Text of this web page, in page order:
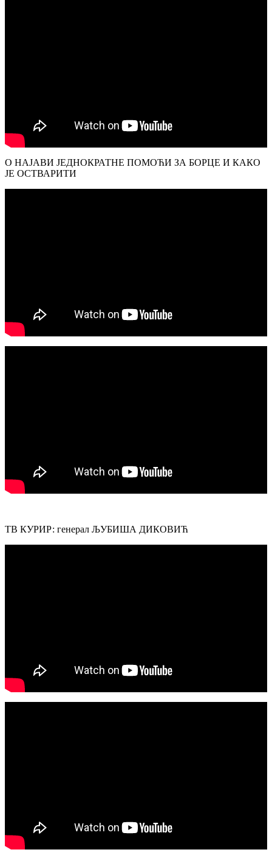
О НАЈАВИ ЈЕДНОКРАТНЕ ПОМОЋИ ЗА БОРЦЕ И КАКО
ЈЕ ОСТВАРИТИ
ТВ КУРИР: генерал ЉУБИША ДИКОВИЋ